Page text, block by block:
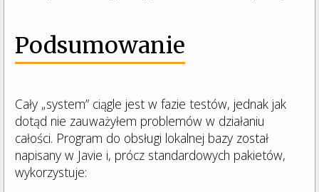
Podsumowanie
Cały „system” ciągle jest w fazie testów, jednak jak
dotąd nie zauważyłem problemów w działaniu
całości. Program do obsługi lokalnej bazy został
napisany w Javie i, prócz standardowych pakietów,
wykorzystuje: